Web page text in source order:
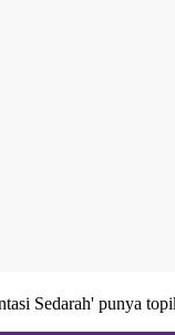
Sedarah' punya